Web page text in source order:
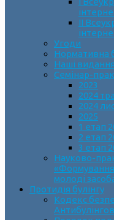
ІІ
Угоди
Нормативна
Наші видання
Семінар-
2023
2024
2024
2025
1 етап
2 етап
3 етап
Науково-
«Формування
молоді
Протидія булінгу
Кодекс